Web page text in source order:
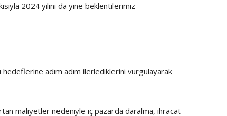
2024 yılını da yine beklentilerimiz
adım adım ilerlediklerini vurgulayarak
maliyetler nedeniyle iç pazarda daralma, ihracat